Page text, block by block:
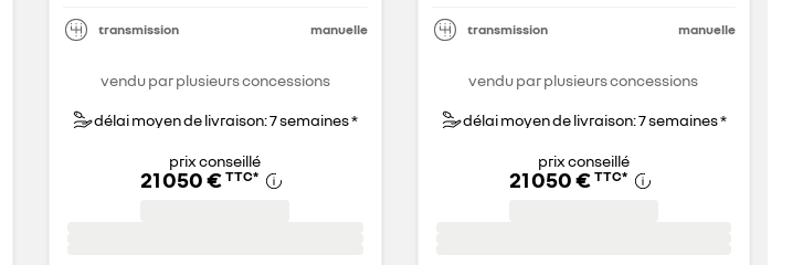
transmission manuelle
vendu par plusieurs concessions
délai moyen de livraison: 7 semaines *
prix conseillé
21 050 € TTC*
transmission manuelle
vendu par plusieurs concessions
délai moyen de livraison: 7 semaines *
prix conseillé
21 050 € TTC*